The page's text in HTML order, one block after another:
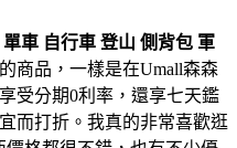
車 自行車 登山 側背包 軍
商品，一樣是在Umall森森
受分期0利率，還享七天鑑
而打折。我真的非常喜歡逛